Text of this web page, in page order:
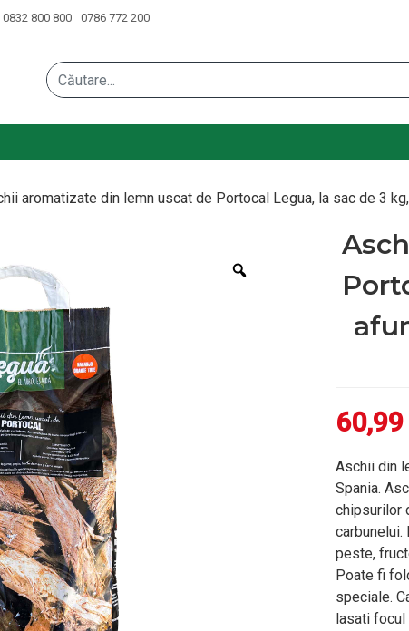
0832 800 800 0786 772 200
aromatizate din lemn uscat de Portocal Legua, la sac de 3
60,99
Aschii din
Spania.
chipsurilor
peste,
Poate fi
speciale.
lasati focul